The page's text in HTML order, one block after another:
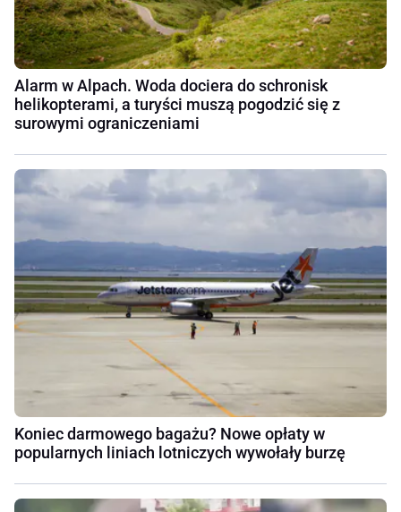
Alarm w Alpach. Woda dociera do schronisk
helikopterami, a turyści muszą pogodzić się z
surowymi ograniczeniami
Koniec darmowego bagażu? Nowe opłaty w
popularnych liniach lotniczych wywołały burzę